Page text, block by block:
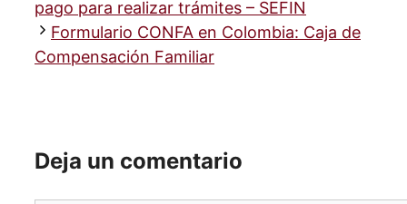
pago para realizar trámites – SEFIN
Formulario CONFA en Colombia: Caja de
Compensación Familiar
Deja un comentario